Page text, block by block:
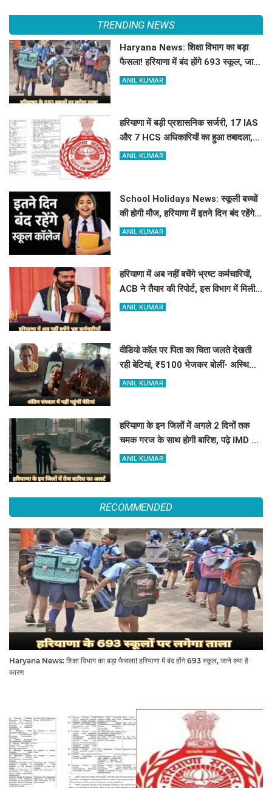
TRENDING NEWS
Haryana News: शिक्षा विभाग का बड़ा
फैसला! हरियाणा में बंद होंगे 693 स्कूल, जाने
क्या है कारण
ANIL KUMAR
हरियाणा में बड़ी प्रशासनिक सर्जरी, 17 IAS
और 7 HCS अधिकारियों का हुआ तबादला,
यहां देखें पूरी लिस्ट
ANIL KUMAR
School Holidays News: स्कूली बच्चों
की होगी मौज, हरियाणा में इतने दिन बंद रहेंगे
स्कूल कॉलेज
ANIL KUMAR
हरियाणा में अब नहीं बचेंगे भ्रष्ट कर्मचारियों,
ACB ने तैयार की रिपोर्ट, इस विभाग में मिली
सबसे अधिक शिकायत
ANIL KUMAR
वीडियो कॉल पर पिता का चिता जलते देखती
रही बेटियां, ₹5100 भेजकर बोलीं- अस्थियां
भी बहा देना
ANIL KUMAR
हरियाणा के इन जिलों में अगले 2 दिनों तक
चमक गरज के साथ होगी बारिश, पढ़े IMD का
Alert
ANIL KUMAR
RECOMMENDED
Haryana News: शिक्षा विभाग का बड़ा फैसला! हरियाणा में बंद होंगे 693 स्कूल, जाने क्या है
कारण